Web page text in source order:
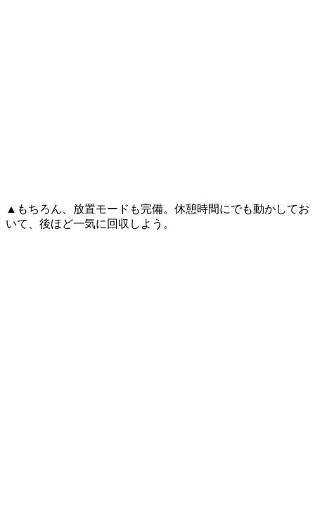
▲もちろん、放置モードも完備。休憩時間にでも動かしてお
いて、後ほど一気に回収しよう。